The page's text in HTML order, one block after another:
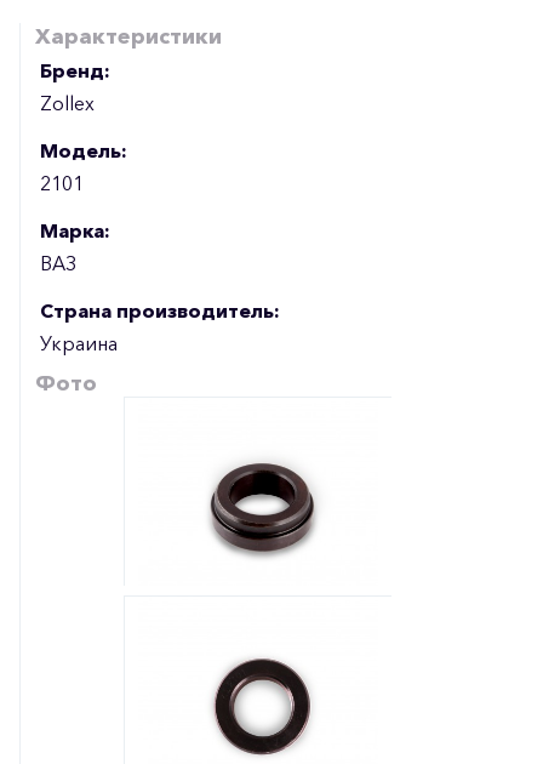
Характеристики
Бренд:
Zollex
Модель:
2101
Марка:
ВАЗ
Страна производитель:
Украина
Фото